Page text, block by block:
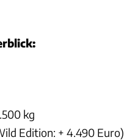
kg
Edition: + 4.490 Euro)